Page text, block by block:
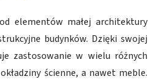
elementów małej architektury
budynków. Dzięki swojej
zastosowanie w wielu różnych
ścienne, a nawet meble.